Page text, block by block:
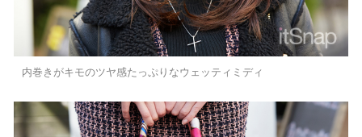
内巻きがキモのツヤ感たっぷりなウェッティミディ